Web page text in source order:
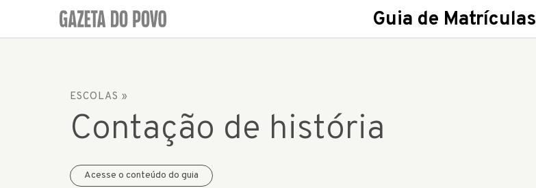
Guia de Matrículas
ESCOLAS »
Contação de história
Acesse o conteúdo do guia